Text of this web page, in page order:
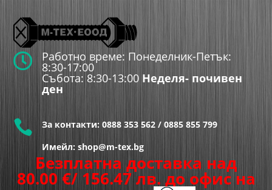
 Работно време: Понеделник-Петък:
8:30-17:00
Събота: 8:30-13:00 Неделя- почивен
ден
 За контакти: 0888 353 562 / 0885 855 799
Имейл: shop@m-tex.bg
Безплатна доставка над
80.00 €/ 156.47 лв. до офис на